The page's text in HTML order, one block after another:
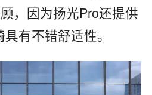
，因为扬光Pro还提供
有不错舒适性。